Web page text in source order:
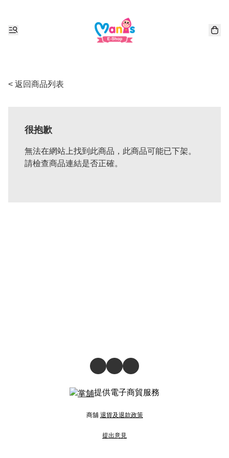
< 返回商品列表
很抱歉
無法在網站上找到此商品，此商品可能已下架。
請檢查商品連結是否正確。
提供電子商貿服務
商舖 退貨及退款政策
提出意見